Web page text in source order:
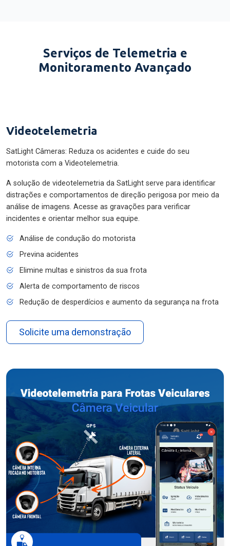
Serviços de Telemetria e
Monitoramento Avançado
Videotelemetria
SatLight Câmeras: Reduza os acidentes e cuide do seu
motorista com a Videotelemetria.
A solução de videotelemetria da SatLight serve para identificar
distrações e comportamentos de direção perigosa por meio da
análise de imagens. Acesse as gravações para verificar
incidentes e orientar melhor sua equipe.
Análise de condução do motorista
Previna acidentes
Elimine multas e sinistros da sua frota
Alerta de comportamento de riscos
Redução de desperdícios e aumento da segurança na frota
Solicite uma demonstração